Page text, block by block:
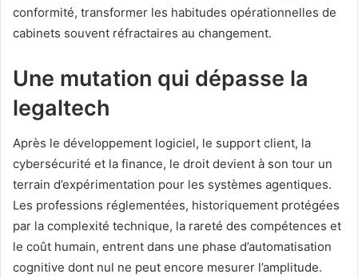
conformité, transformer les habitudes opérationnelles de
cabinets souvent réfractaires au changement.
Une mutation qui dépasse la
legaltech
Après le développement logiciel, le support client, la
cybersécurité et la finance, le droit devient à son tour un
terrain d’expérimentation pour les systèmes agentiques.
Les professions réglementées, historiquement protégées
par la complexité technique, la rareté des compétences et
le coût humain, entrent dans une phase d’automatisation
cognitive dont nul ne peut encore mesurer l’amplitude.